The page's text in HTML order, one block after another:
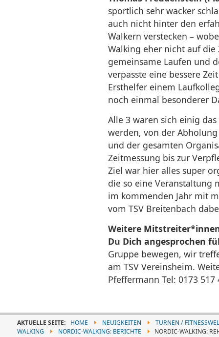
sportlich sehr wacker
auch nicht hinter den
Walkern verstecken –
Walking eher nicht auf
gemeinsame Laufen und
verpasste eine bessere
Ersthelfer einem
noch einmal besonderer
Alle 3 waren sich einig
werden, von der
und der gesamten
Zeitmessung bis zur
Ziel war hier alles super
die so eine Veranstaltung
im kommenden Jahr mit
vom TSV Breitenbach
Weitere
Du Dich angesprochen
Gruppe bewegen, wir
am TSV Vereinsheim.
Pfeffermann Tel: 0173
AKTUELLE SEITE: HOME NEUIGKEITEN
TURNEN /
WALKING
NORDIC-WALKING: BERICHTE NORDIC-WALKING: